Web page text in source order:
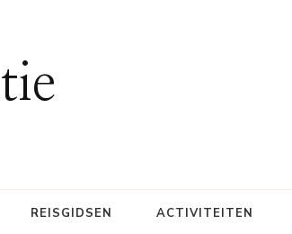
REISGIDSEN ACTIVITEITEN